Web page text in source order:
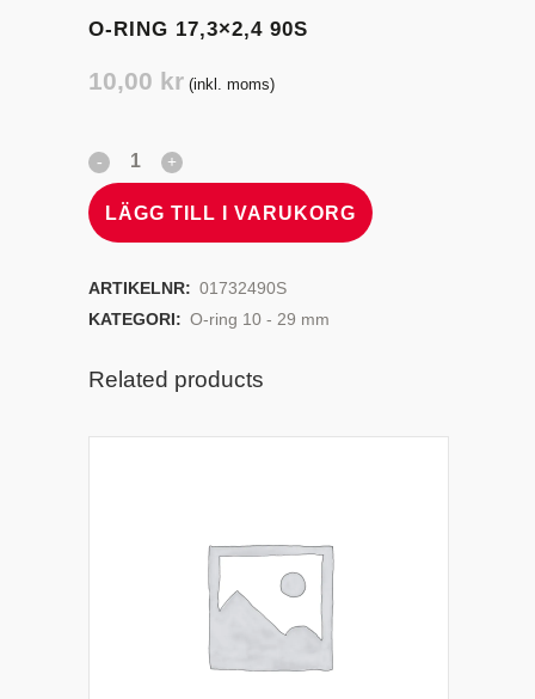
O-RING 17,3×2,4 90S
10,00 kr (inkl. moms)
LÄGG TILL I VARUKORG
ARTIKELNR: 01732490S
KATEGORI: O-ring 10 - 29 mm
Related products